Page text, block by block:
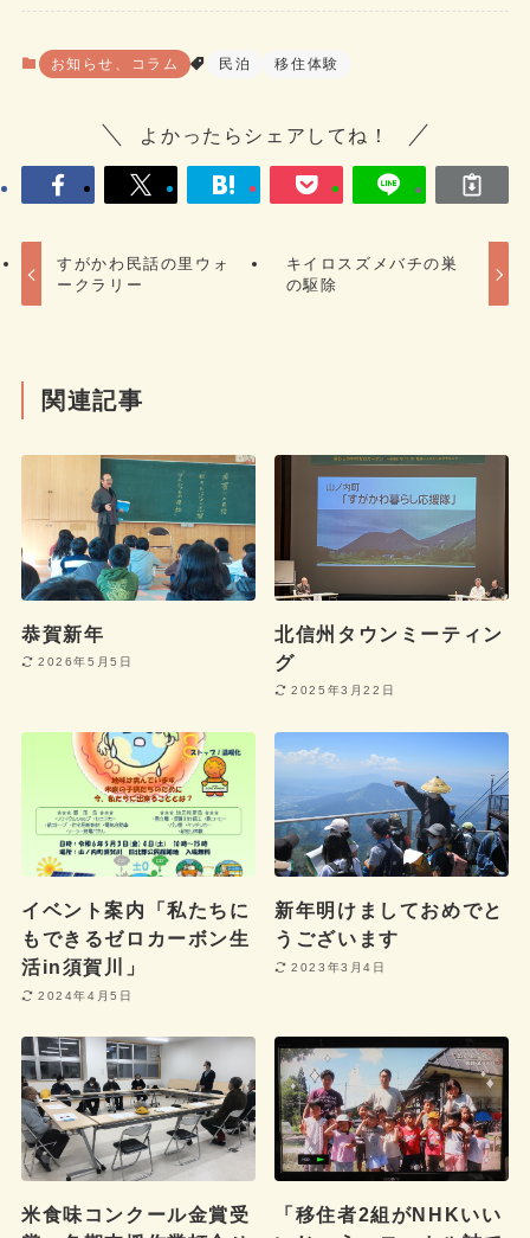
お知らせ、コラム 民泊 移住体験
よかったらシェアしてね！
すがかわ民話の里ウォ
ークラリー
キイロスズメバチの巣
の駆除
関連記事
恭賀新年
2026年5月5日
北信州タウンミーティン
グ
2025年3月22日
イベント案内「私たちに
もできるゼロカーボン生
活in須賀川」
2024年4月5日
新年明けましておめでと
うございます
2023年3月4日
米食味コンクール金賞受
「移住者2組がNHKいい